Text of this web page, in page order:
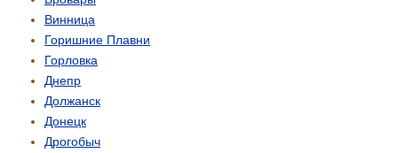
Винница
Горишние Плавни
Горловка
Днепр
Должанск
Донецк
Дрогобыч